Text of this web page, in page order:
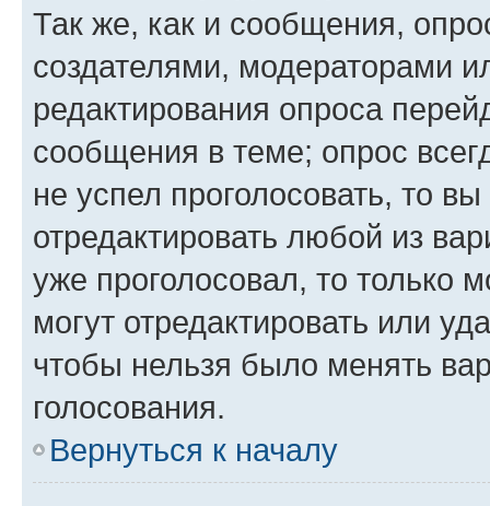
Так же, как и сообщения,
создателями, модераторами
редактирования опроса
сообщения в теме; опрос
не успел проголосовать, то
отредактировать любой из
уже проголосовал, то только
могут отредактировать или
чтобы нельзя было менять
голосования.
Вернуться к началу